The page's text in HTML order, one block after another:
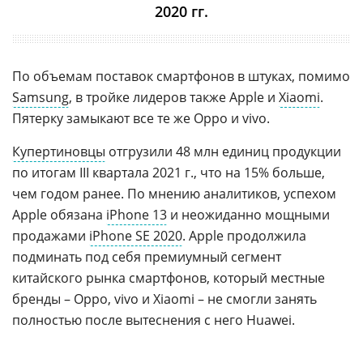
2020 гг.
По объемам поставок смартфонов в штуках, помимо
Samsung, в тройке лидеров также Apple и Xiaomi.
Пятерку замыкают все те же Oppo и vivo.
Купертиновцы отгрузили 48 млн единиц продукции
по итогам III квартала 2021 г., что на 15% больше,
чем годом ранее. По мнению аналитиков, успехом
Apple обязана iPhone 13 и неожиданно мощными
продажами iPhone SE 2020. Apple продолжила
подминать под себя премиумный сегмент
китайского рынка смартфонов, который местные
бренды – Oppo, vivo и Xiaomi – не смогли занять
полностью после вытеснения с него Huawei.